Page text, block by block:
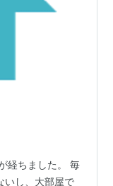
経ちました。 毎
いし、大部屋で